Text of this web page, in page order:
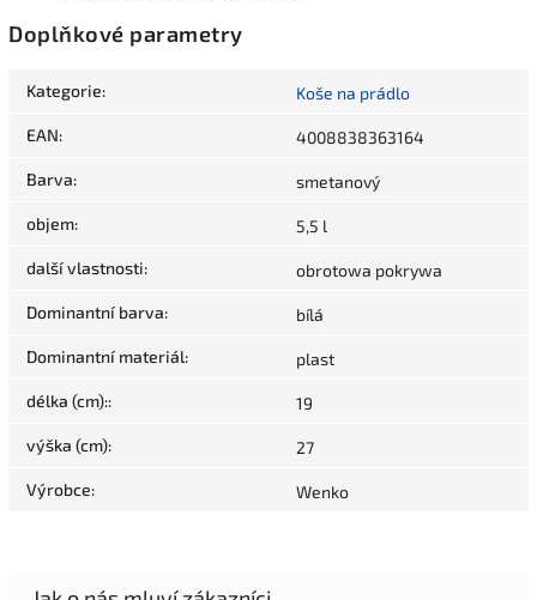
Doplňkové parametry
Kategorie: Koše na prádlo
EAN: 4008838363164
Barva: smetanový
objem: 5,5 l
další vlastnosti: obrotowa pokrywa
Dominantní barva: bílá
Dominantní materiál: plast
délka (cm):: 19
výška (cm): 27
Výrobce: Wenko